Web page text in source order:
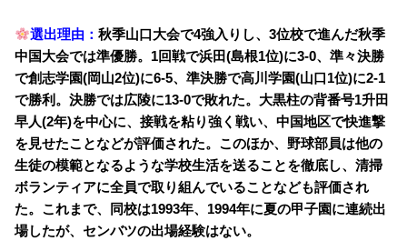
選出理由：秋季山口大会で4強入りし、3位校で進んだ秋季
中国大会では準優勝。1回戦で浜田(島根1位)に3-0、準々決勝
で創志学園(岡山2位)に6-5、準決勝で高川学園(山口1位)に2-1
で勝利。決勝では広陵に13-0で敗れた。 大黒柱の背番号1升田
早人(2年)を中心に、接戦を粘り強く戦い、中国地区で快進撃
を見せたことなどが評価された。このほか、野球部員は他の
生徒の模範となるような学校生活を送ることを徹底し、清掃
ボランティアに全員で取り組んでいることなども評価され
た。これまで、同校は1993年、1994年に夏の甲子園に連続出
場したが、センバツの出場経験はない。